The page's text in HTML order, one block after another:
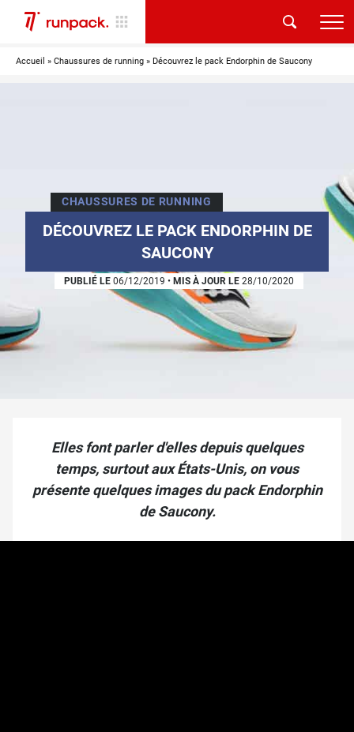
Accueil » Chaussures de running » Découvrez le pack Endorphin de Saucony
CHAUSSURES DE RUNNING
DÉCOUVREZ LE PACK ENDORPHIN DE
SAUCONY
PUBLIÉ LE 06/12/2019 • MIS À JOUR LE 28/10/2020
Elles font parler d'elles depuis quelques
temps, surtout aux États-Unis, on vous
présente quelques images du pack Endorphin
de Saucony.